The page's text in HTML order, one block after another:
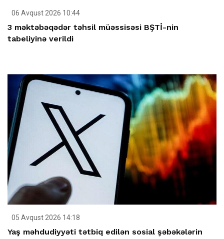
06 Avqust 2026 10:44
3 məktəbəqədər təhsil müəssisəsi BŞTİ-nin
tabeliyinə verildi
05 Avqust 2026 14:18
Yaş məhdudiyyəti tətbiq edilən sosial şəbəkələrin